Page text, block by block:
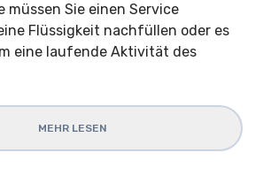
müssen Sie einen Service
Flüssigkeit nachfüllen oder es
eine laufende Aktivität des
MEHR LESEN